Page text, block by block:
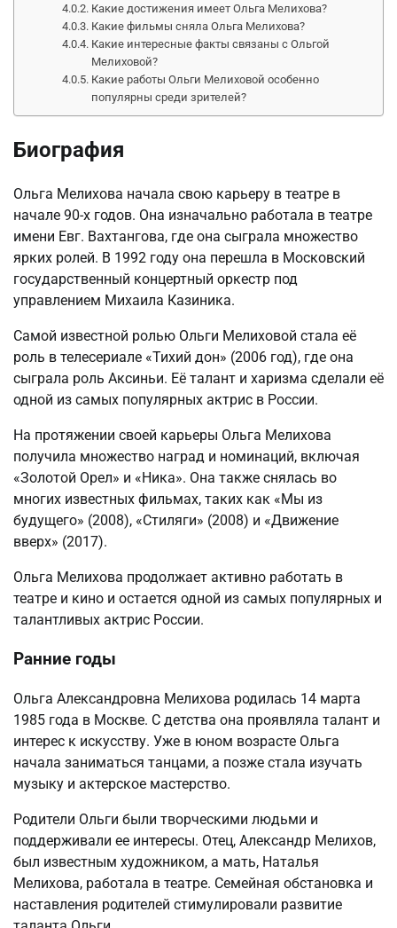
Какие достижения имеет Ольга Мелихова?
Какие фильмы сняла Ольга Мелихова?
Какие интересные факты связаны с Ольгой
Мелиховой?
Какие работы Ольги Мелиховой особенно
популярны среди зрителей?
Биография
Ольга Мелихова начала свою карьеру в театре в
начале 90-х годов. Она изначально работала в театре
имени Евг. Вахтангова, где она сыграла множество
ярких ролей. В 1992 году она перешла в Московский
государственный концертный оркестр под
управлением Михаила Казиника.
Самой известной ролью Ольги Мелиховой стала её
роль в телесериале «Тихий дон» (2006 год), где она
сыграла роль Аксиньи. Её талант и харизма сделали её
одной из самых популярных актрис в России.
На протяжении своей карьеры Ольга Мелихова
получила множество наград и номинаций, включая
«Золотой Орел» и «Ника». Она также снялась во
многих известных фильмах, таких как «Мы из
будущего» (2008), «Стиляги» (2008) и «Движение
вверх» (2017).
Ольга Мелихова продолжает активно работать в
театре и кино и остается одной из самых популярных и
талантливых актрис России.
Ранние годы
Ольга Александровна Мелихова родилась 14 марта
1985 года в Москве. С детства она проявляла талант и
интерес к искусству. Уже в юном возрасте Ольга
начала заниматься танцами, а позже стала изучать
музыку и актерское мастерство.
Родители Ольги были творческими людьми и
поддерживали ее интересы. Отец, Александр Мелихов,
был известным художником, а мать, Наталья
Мелихова, работала в театре. Семейная обстановка и
наставления родителей стимулировали развитие